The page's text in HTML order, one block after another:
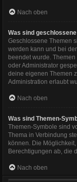
Nach oben
Was sind
Geschlossene Themen
werden kann und bei
beendet wurde.
oder Administrator
deine eigenen Themen
Administration erlaubt
Nach oben
Was sind Themen-
Themen-Symbole sind
Thema in Verbindung
können. Die
Berechtigungen ab, die
Nach oben